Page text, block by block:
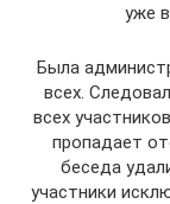
уже
Была
всех.
всех
пропадает
беседа
участники